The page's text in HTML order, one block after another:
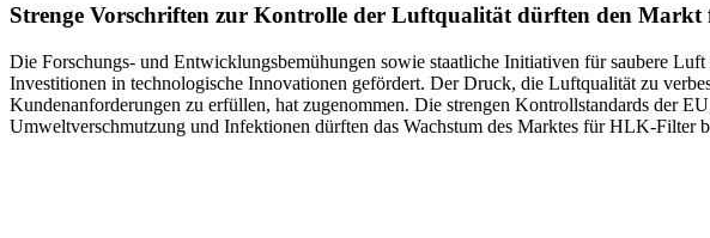
Strenge Vorschriften zur Kontrolle der Luftqualität dürften den
Die Forschungs- und Entwicklungsbemühungen sowie staatliche Initiativen für saubere
Investitionen in technologische Innovationen gefördert. Der Druck, die Luftqualität zu
Kundenanforderungen zu erfüllen, hat zugenommen. Die strengen Kontrollstandards der
Umweltverschmutzung und Infektionen dürften das Wachstum des Marktes für HLK-Filter